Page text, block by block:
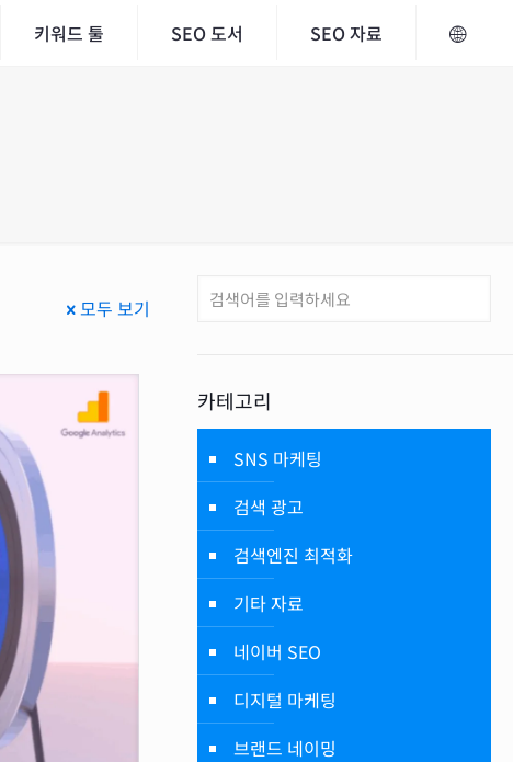
키워드 툴 SEO 도서 SEO 자료
모두 보기
카테고리
SNS 마케팅
검색 광고
검색엔진 최적화
기타 자료
네이버 SEO
디지털 마케팅
브랜드 네이밍